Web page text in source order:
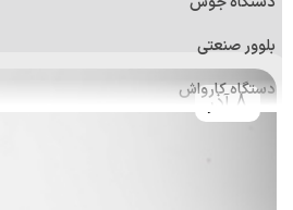
بلوور صنعتی
دستگاه کارواش
8 آذر